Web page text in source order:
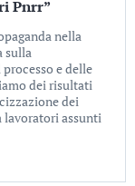
Pnrr”
nella
sulla
e delle
dei risultati
dei
lavoratori assunti